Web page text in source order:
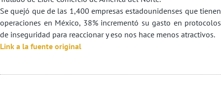
Se quejó que de las 1,400 empresas estadounidenses que tienen
operaciones en México, 38% incrementó su gasto en protocolos
de inseguridad para reaccionar y eso nos hace menos atractivos.
Link a la fuente original